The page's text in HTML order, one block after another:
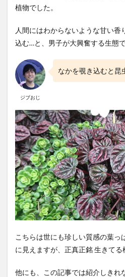
植物でした。
人間にはわからないような甘い香
込む…と、男子が大興奮する生態で
ジブおじ
なかを覗き込むと昆
こちらは世にも珍しい質感の葉っ
に見えますが、正真正銘 生きてる
他にも、この記事では紹介しきれ